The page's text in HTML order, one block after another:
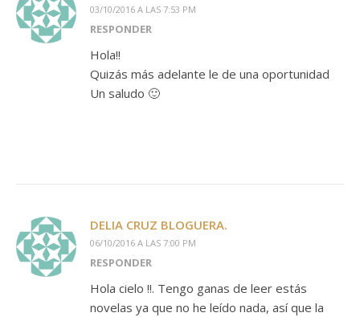
03/10/2016 A LAS 7:53 PM
RESPONDER
Hola!!
Quizás más adelante le de una oportunidad
Un saludo 🙂
DELIA CRUZ BLOGUERA.
06/10/2016 A LAS 7:00 PM
RESPONDER
Hola cielo !!. Tengo ganas de leer estás
novelas ya que no he leído nada, así que la